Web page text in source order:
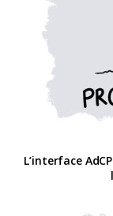
L’interface